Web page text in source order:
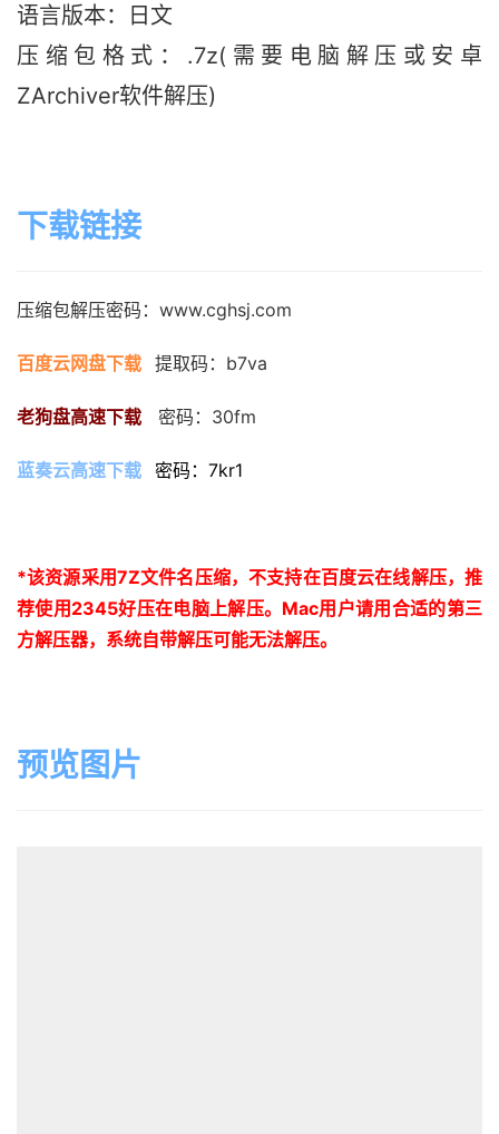
语言版本：日文
压缩包格式：.7z(需要电脑解压或安卓
ZArchiver软件解压)
下载链接
压缩包解压密码：www.cghsj.com
百度云网盘下载 提取码：b7va
老狗盘高速下载 密码：30fm
蓝奏云高速下载 密码：7kr1
*该资源采用7Z文件名压缩，不支持在百度云在线解压，推
荐使用2345好压在电脑上解压。 Mac用户请用合适的第三
方解压器，系统自带解压可能无法解压。
预览图片